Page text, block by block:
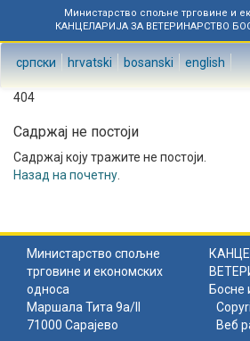
Министарство спољне трговине и
КАНЦЕЛАРИЈА ЗА ВЕТЕРИНАРСТВО
српски hrvatski bosanski english
404
Садржај не постоји
Садржај коју тражите не постоји.
Назад на почетну
Министарство спољне
трговине и економских
односа
Босне
Маршала Тита 9а/II
71000 Сарајево
Веб